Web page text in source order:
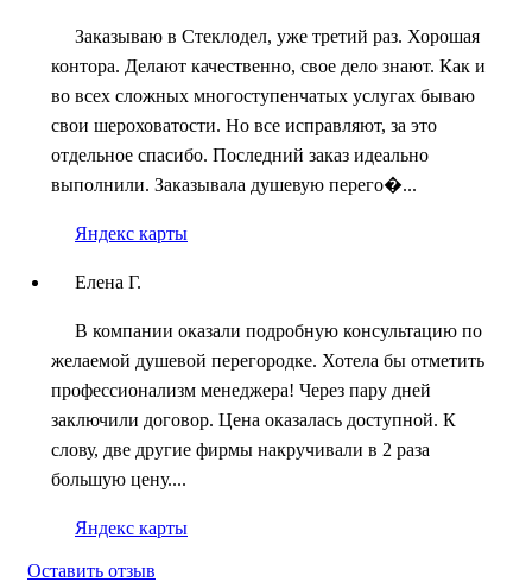
Заказываю в Стеклодел, уже третий раз. Хорошая
контора. Делают качественно, свое дело знают. Как и
во всех сложных многоступенчатых услугах бываю
свои шероховатости. Но все исправляют, за это
отдельное спасибо. Последний заказ идеально
выполнили. Заказывала душевую перего�...
Яндекс карты
Елена Г.
В компании оказали подробную консультацию по
желаемой душевой перегородке. Хотела бы отметить
профессионализм менеджера! Через пару дней
заключили договор. Цена оказалась доступной. К
слову, две другие фирмы накручивали в 2 раза
большую цену....
Яндекс карты
Оставить отзыв